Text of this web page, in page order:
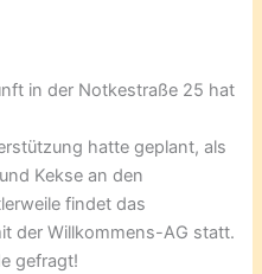
in der Notkestraße 25 hat
hatte geplant, als
Kekse an den
findet das
der Willkommens-AG statt.
gefragt!